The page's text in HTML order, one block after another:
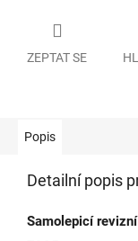
ZEPTAT SE
Popis
Detailní popis
Samolepicí